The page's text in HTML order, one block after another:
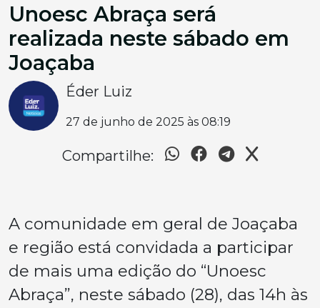
Unoesc Abraça será
realizada neste sábado em
Joaçaba
Éder Luiz
27 de junho de 2025 às 08:19
Compartilhe:
A comunidade em geral de Joaçaba
e região está convidada a participar
de mais uma edição do “Unoesc
Abraça”, neste sábado (28), das 14h às